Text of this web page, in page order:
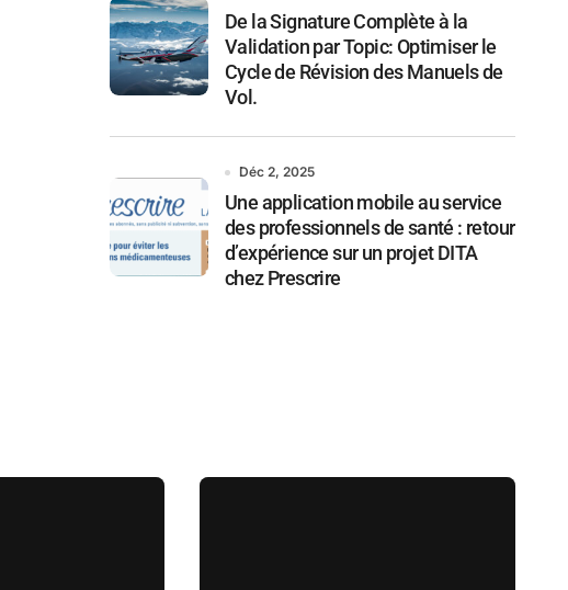
De la Signature Complète à la
Validation par Topic: Optimiser le
Cycle de Révision des Manuels de
Vol.
Déc 2, 2025
Une application mobile au service
des professionnels de santé : retour
d’expérience sur un projet DITA
chez Prescrire